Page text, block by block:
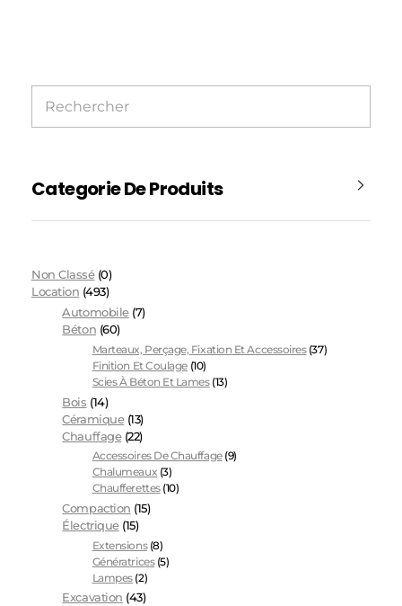
Categorie De Produits
Non Classé (0)
Location (493)
Automobile (7)
Béton (60)
Marteaux, Perçage, Fixation Et Accessoires (37)
Finition Et Coulage (10)
Scies À Béton Et Lames (13)
Bois (14)
Céramique (13)
Chauffage (22)
Accessoires De Chauffage (9)
Chalumeaux (3)
Chaufferettes (10)
Compaction (15)
Électrique (15)
Extensions (8)
Génératrices (5)
Lampes (2)
Excavation (43)